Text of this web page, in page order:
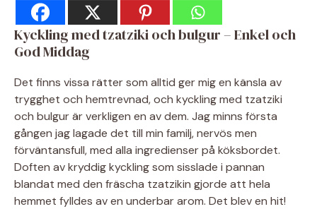
Kyckling med tzatziki och bulgur – Enkel och
God Middag
Det finns vissa rätter som alltid ger mig en känsla av
trygghet och hemtrevnad, och kyckling med tzatziki
och bulgur är verkligen en av dem. Jag minns första
gången jag lagade det till min familj, nervös men
förväntansfull, med alla ingredienser på köksbordet.
Doften av kryddig kyckling som sisslade i pannan
blandat med den fräscha tzatzikin gjorde att hela
hemmet fylldes av en underbar arom. Det blev en hit!